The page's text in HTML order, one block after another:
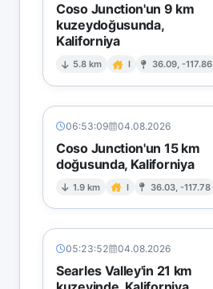
Coso Junction'un 9 km
kuzeydoğusunda,
Kaliforniya
5.8 km I 36.09, -117.86
06:53:09 04.08.2026
Coso Junction'un 15 km
doğusunda, Kaliforniya
1.9 km I 36.03, -117.78
05:23:52 04.08.2026
Searles Valley'in 21 km